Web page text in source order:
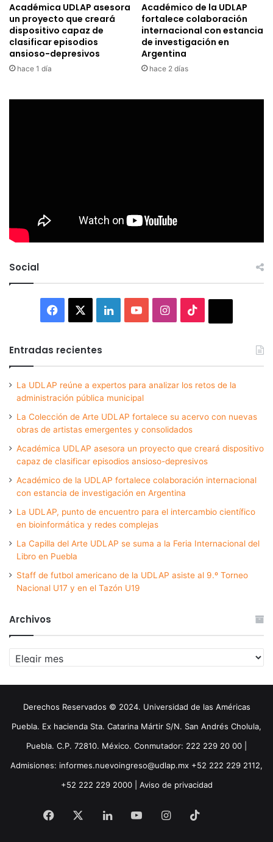
Académica UDLAP asesora
un proyecto que creará
dispositivo capaz de
clasificar episodios
ansioso-depresivos
hace 1 día
Académico de la UDLAP
fortalece colaboración
internacional con estancia
de investigación en
Argentina
hace 2 días
Social
Facebook LinkedInYouTubeInstagram
Entradas recientes
La UDLAP reúne a expertos para analizar los retos de la
administración pública municipal
La Colección de Arte UDLAP fortalece su acervo con nuevas
obras de artistas emergentes y consolidados
Académica UDLAP asesora un proyecto que creará dispositivo
capaz de clasificar episodios ansioso-depresivos
Académico de la UDLAP fortalece colaboración internacional
con estancia de investigación en Argentina
La UDLAP, punto de encuentro para el intercambio científico
en bioinformática y redes complejas
La Capilla del Arte UDLAP se suma a la Feria Internacional del
Libro en Puebla
Staff de futbol americano de la UDLAP asiste al 9.º Torneo
Nacional U17 y en el Tazón U19
Archivos
Archivos
Derechos Reservados © 2024. Universidad de las Américas
Puebla. Ex hacienda Sta. Catarina Mártir S/N. San Andrés Cholula,
Puebla. C.P. 72810. México. Conmutador: 222 229 20 00 |
Admisiones: informes.nuevoingreso@udlap.mx +52 222 229 2112,
+52 222 229 2000 | Aviso de privacidad
Facebook LinkedInYouTubeInstagram